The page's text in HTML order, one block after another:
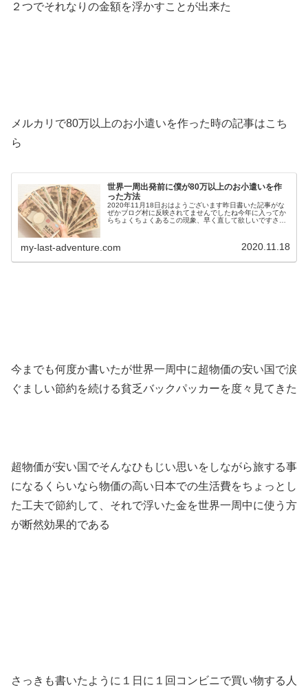
２つでそれなりの金額を浮かすことが出来た
メルカリで80万以上のお小遣いを作った時の記事はこち
ら
世界一周出発前に僕が80万以上のお小遣いを作
った方法
2020年11月18日おはようございます昨日書いた記事がな
ぜかブログ村に反映されてませんでしたね今年に入ってか
らちょくちょくあるこの現象、早く直して欲しいですさ
my-last-adventure.com 2020.11.18
今までも何度か書いたが世界一周中に超物価の安い国で涙
ぐましい節約を続ける貧乏バックパッカーを度々見てきた
超物価が安い国でそんなひもじい思いをしながら旅する事
になるくらいなら物価の高い日本での生活費をちょっとし
た工夫で節約して、それで浮いた金を世界一周中に使う方
が断然効果的である
さっきも書いたように１日に１回コンビニで買い物する人